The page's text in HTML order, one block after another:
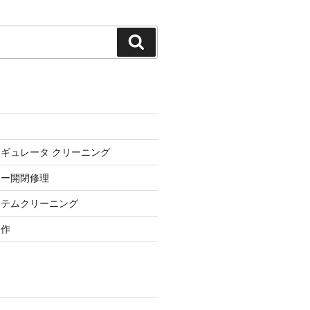
索
ュレータ クリーニング
開閉修理
ムクリーニング